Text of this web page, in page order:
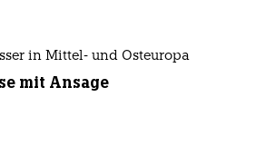
in Mittel- und Osteuropa
mit Ansage